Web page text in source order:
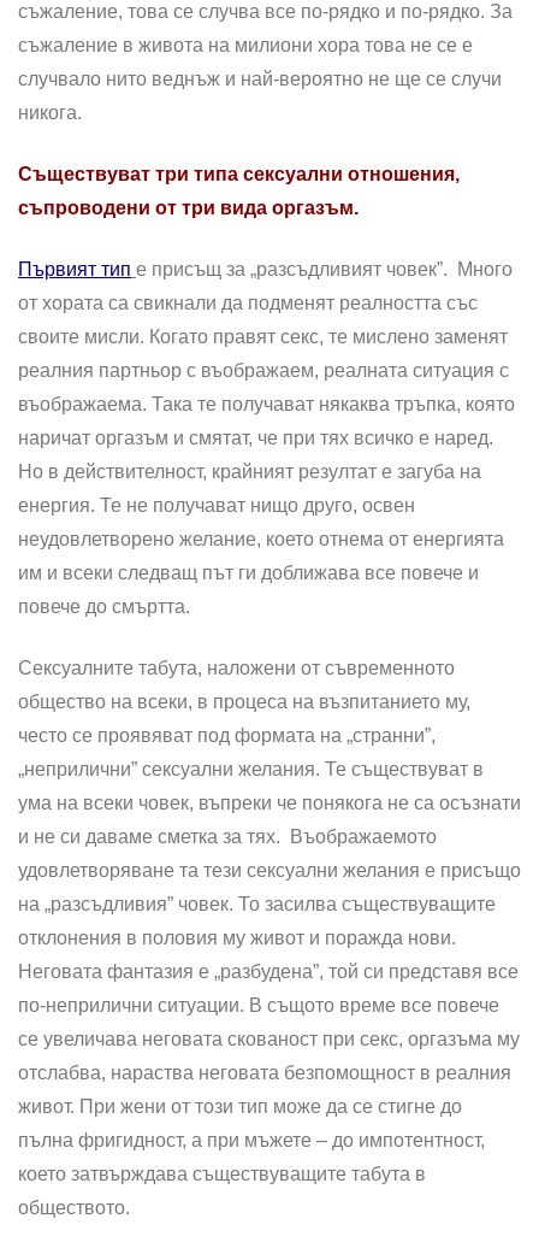
съжаление, това се случва все по-рядко и по-рядко. За
съжаление в живота на милиони хора това не се е
случвало нито веднъж и най-вероятно не ще се случи
никога.
Съществуват три типа сексуални отношения,
съпроводени от три вида оргазъм.
Първият тип е присъщ за „разсъдливият човек”. Много
от хората са свикнали да подменят реалността със
своите мисли. Когато правят секс, те мислено заменят
реалния партньор с въображаем, реалната ситуация с
въображаема. Така те получават някаква тръпка, която
наричат оргазъм и смятат, че при тях всичко е наред.
Но в действителност, крайният резултат е загуба на
енергия. Те не получават нищо друго, освен
неудовлетворено желание, което отнема от енергията
им и всеки следващ път ги доближава все повече и
повече до смъртта.
Сексуалните табута, наложени от съвременното
общество на всеки, в процеса на възпитанието му,
често се проявяват под формата на „странни”,
„неприлични” сексуални желания. Те съществуват в
ума на всеки човек, въпреки че понякога не са осъзнати
и не си даваме сметка за тях. Въображаемото
удовлетворяване та тези сексуални желания е присъщо
на „разсъдливия” човек. То засилва съществуващите
отклонения в половия му живот и поражда нови.
Неговата фантазия е „разбудена”, той си представя все
по-неприлични ситуации. В същото време все повече
се увеличава неговата скованост при секс, оргазъма му
отслабва, нараства неговата безпомощност в реалния
живот. При жени от този тип може да се стигне до
пълна фригидност, а при мъжете – до импотентност,
което затвърждава съществуващите табута в
обществото.